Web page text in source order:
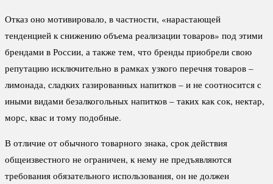
Отказ оно мотивировало, в частности, «нарастающей
тенденцией к снижению объема реализации товаров» под этими
брендами в России, а также тем, что бренды приобрели свою
репутацию исключительно в рамках узкого перечня товаров –
лимонада, сладких газированных напитков – и не соотносится с
иными видами безалкогольных напитков – таких как сок, нектар,
морс, квас и тому подобные.
В отличие от обычного товарного знака, срок действия
общеизвестного не ограничен, к нему не предъявляются
требования обязательного использования, он не должен